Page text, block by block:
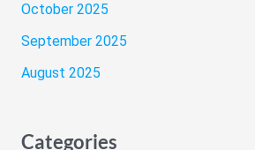
October 2025
September 2025
August 2025
Categories